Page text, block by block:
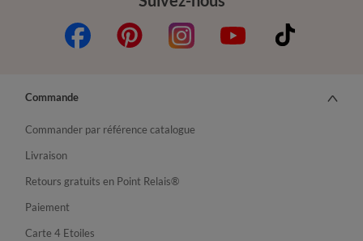
Commande
Commander par référence catalogue
Livraison
Retours gratuits en Point Relais®
Paiement
Carte 4 Etoiles